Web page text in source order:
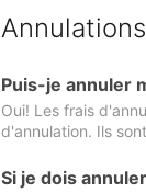
Annulations
Puis-je annuler
Oui! Les frais
d'annulation. Ils
Si je dois